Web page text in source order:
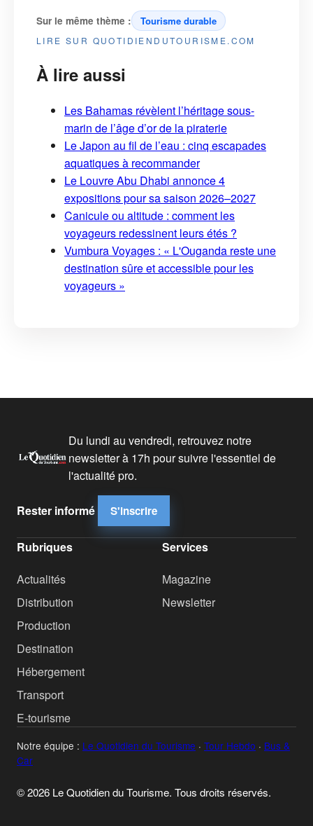
Sur le même thème : Tourisme durable
LIRE SUR QUOTIDIENDUTOURISME.COM
À lire aussi
Les Bahamas révèlent l’héritage sous-
marin de l’âge d’or de la piraterie
Le Japon au fil de l’eau : cinq escapades
aquatiques à recommander
Le Louvre Abu Dhabi annonce 4
expositions pour sa saison 2026–2027
Canicule ou altitude : comment les
voyageurs redessinent leurs étés ?
Vumbura Voyages : « L'Ouganda reste une
destination sûre et accessible pour les
voyageurs »
Du lundi au vendredi, retrouvez notre
newsletter à 17h pour suivre l'essentiel de
l'actualité pro.
Rester informé S'inscrire
Rubriques
Actualités
Distribution
Production
Destination
Hébergement
Transport
E-tourisme
Services
Magazine
Newsletter
Notre équipe : Le Quotidien du Tourisme · Tour Hebdo · Bus &
Car
© 2026 Le Quotidien du Tourisme. Tous droits réservés.